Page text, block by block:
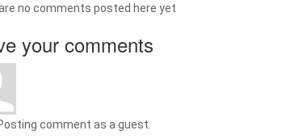
no comments posted here yet
your comments
comment as a guest.